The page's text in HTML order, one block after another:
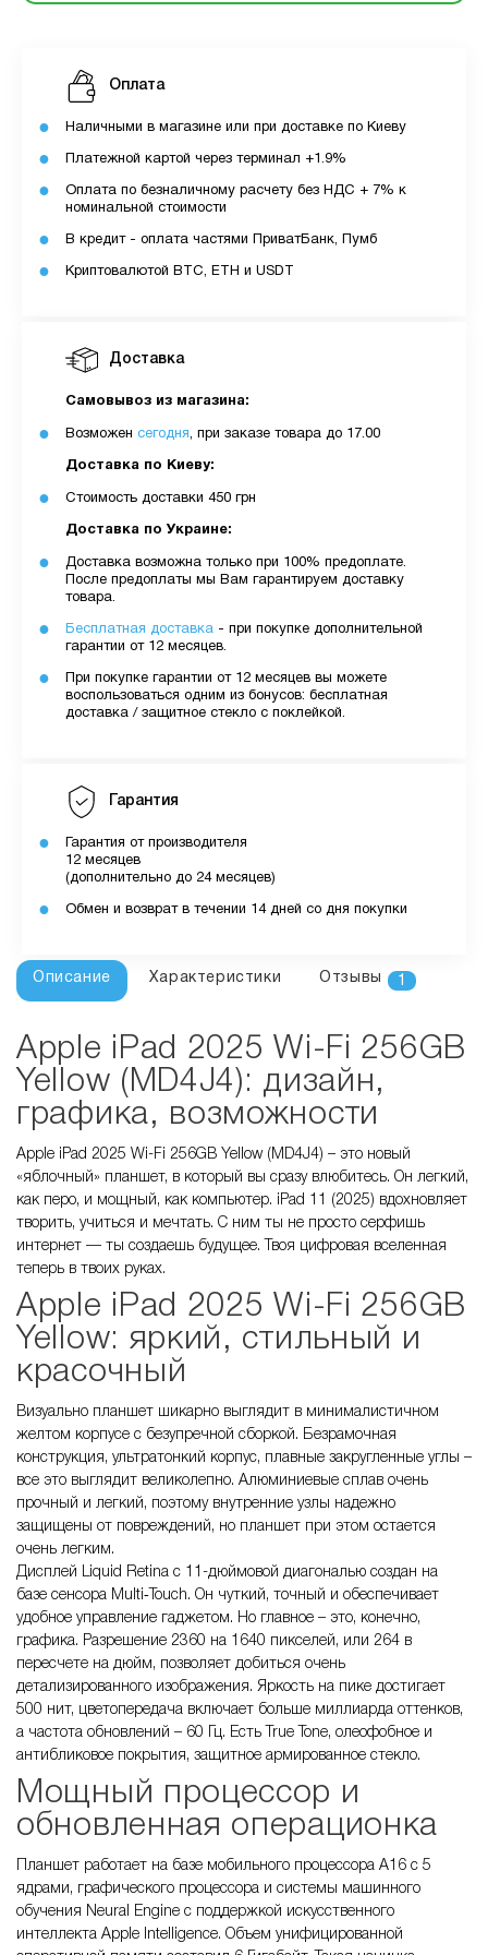
Доставка
Самовывоз из магазина:
Возможен сегодня, при заказе товара до 17.00
Доставка по Киеву:
Стоимость доставки 450 грн
Доставка по Украине:
Доставка возможна только при 100% предоплате.
После предоплаты мы Вам гарантируем доставку
товара.
Бесплатная доставка - при покупке дополнительной
гарантии от 12 месяцев.
При покупке гарантии от 12 месяцев вы можете
воспользоваться одним из бонусов: бесплатная
доставка / защитное стекло с поклейкой.
Гарантия
Гарантия от производителя
12 месяцев
(дополнительно до 24 месяцев)
Обмен и возврат в течении 14 дней со дня покупки
Оплата
Наличными в магазине или при доставке по Киеву
Платежной картой через терминал +1.9%
Оплата по безналичному расчету без НДС + 7% к
номинальной стоимости
В кредит - оплата частями ПриватБанк, Пумб
Криптовалютой BTC, ETH и USDT
Описание Характеристики Отзывы 1
Apple iPad 2025 Wi-Fi 256GB
Yellow (MD4J4): дизайн,
графика, возможности
Apple iPad 2025 Wi-Fi 256GB Yellow (MD4J4) – это новый
«яблочный» планшет, в который вы сразу влюбитесь. Он легкий,
как перо, и мощный, как компьютер. iPad 11 (2025) вдохновляет
творить, учиться и мечтать. С ним ты не просто серфишь
интернет — ты создаешь будущее. Твоя цифровая вселенная
теперь в твоих руках.
Apple iPad 2025 Wi-Fi 256GB
Yellow: яркий, стильный и
красочный
Визуально планшет шикарно выглядит в минималистичном
желтом корпусе с безупречной сборкой. Безрамочная
конструкция, ультратонкий корпус, плавные закругленные углы –
все это выглядит великолепно. Алюминиевые сплав очень
прочный и легкий, поэтому внутренние узлы надежно
защищены от повреждений, но планшет при этом остается
очень легким.
Дисплей Liquid Retina с 11-дюймовой диагональю создан на
базе сенсора Multi‑Touch. Он чуткий, точный и обеспечивает
удобное управление гаджетом. Но главное – это, конечно,
графика. Разрешение 2360 на 1640 пикселей, или 264 в
пересчете на дюйм, позволяет добиться очень
детализированного изображения. Яркость на пике достигает
500 нит, цветопередача включает больше миллиарда оттенков,
а частота обновлений – 60 Гц. Есть True Tone, олеофобное и
антибликовое покрытия, защитное армированное стекло.
Мощный процессор и
обновленная операционка
Планшет работает на базе мобильного процессора A16 с 5
ядрами, графического процессора и системы машинного
обучения Neural Engine с поддержкой искусственного
интеллекта Apple Intelligence. Объем унифицированной